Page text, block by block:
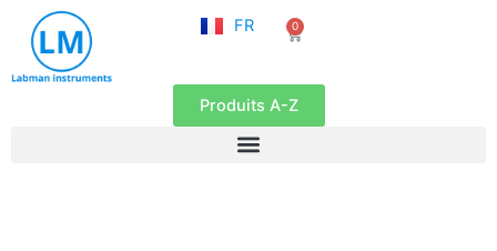
contenu
FR
EN
0
Panier
Produits A-Z